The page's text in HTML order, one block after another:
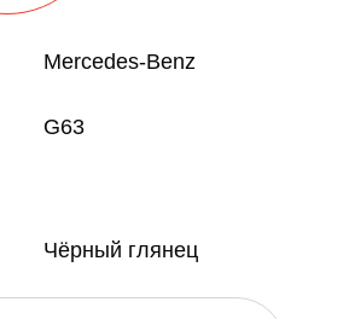
Mercedes-Benz
G63
Чёрный глянец